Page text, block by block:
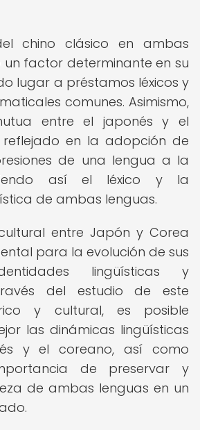
chino clásico en ambas
un factor determinante en su
lugar a préstamos léxicos y
comunes. Asimismo,
entre el japonés y el
en la adopción de
de una lengua a la
así el léxico y la
de ambas lenguas.
entre Japón y Corea
para la evolución de sus
lingüísticas y
del estudio de este
y cultural, es posible
las dinámicas lingüísticas
y el coreano, así como
de preservar y
de ambas lenguas en un